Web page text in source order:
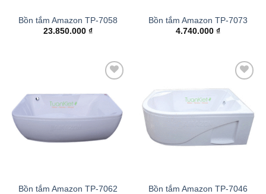
Bồn tắm Amazon TP-7058
23.850.000 ₫
Bồn tắm Amazon TP-7073
4.740.000 ₫
wishlist
Bồn tắm Amazon TP-7062
Add to
wishlist
Bồn tắm Amazon TP-7046